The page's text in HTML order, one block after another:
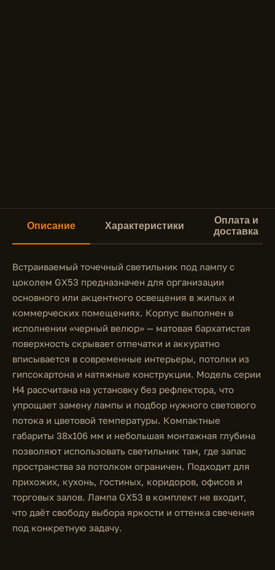
Описание Характеристики
Оплата и
доставка
Встраиваемый точечный светильник под лампу с
цоколем GX53 предназначен для организации
основного или акцентного освещения в жилых и
коммерческих помещениях. Корпус выполнен в
исполнении «черный велюр» — матовая бархатистая
поверхность скрывает отпечатки и аккуратно
вписывается в современные интерьеры, потолки из
гипсокартона и натяжные конструкции. Модель серии
H4 рассчитана на установку без рефлектора, что
упрощает замену лампы и подбор нужного светового
потока и цветовой температуры. Компактные
габариты 38x106 мм и небольшая монтажная глубина
позволяют использовать светильник там, где запас
пространства за потолком ограничен. Подходит для
прихожих, кухонь, гостиных, коридоров, офисов и
торговых залов. Лампа GX53 в комплект не входит,
что даёт свободу выбора яркости и оттенка свечения
под конкретную задачу.